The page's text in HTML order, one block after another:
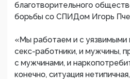
благотворительного
борьбы со СПИДом Игорь
«Мы работаем и с уязвимыми
секс-работники, и мужчины,
с мужчинами, и
конечно, ситуация